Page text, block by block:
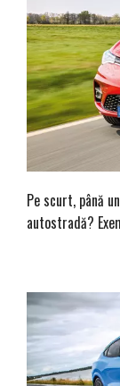
Pe scurt, până
autostradă?